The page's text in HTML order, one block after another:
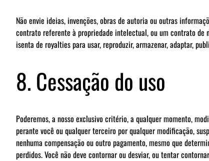
Não envie ideias, invenções, obras de autoria ou outras
contrato referente à propriedade intelectual, ou um contrato de
isenta de royalties para usar, reproduzir, armazenar, adaptar,
8. Cessação do uso
Poderemos, a nosso exclusivo critério, a qualquer momento,
perante você ou qualquer terceiro por qualquer modificação,
nenhuma compensação ou outro pagamento, mesmo que
perdidos. Você não deve contornar ou desviar, ou tentar